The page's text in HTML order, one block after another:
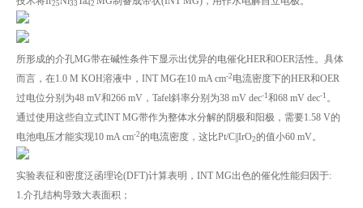
25 33 42
所形成的介孔MG带在碱性条件下显示出优异的电催化HER和OER活性。具体
而言，在1.0 M KOH溶液中，INT MG在10 mA cm-2 电流密度下的HER和OER
过电位分别为48 mV和266 mV，Tafel斜率分别为38 mV dec-1 和68 mV dec-1 。
通过使用这些自立式INT MG带作为整体水分解的阴极和阳极，需要1.58 V的
电池电压才能实现10 mA cm-2的电流密度，这比Pt/C||IrO2的值小60 mV。
实验表征和密度泛函理论(DFT)计算表明，INT MG出色的催化性能归因于:
1.介孔结构导致大表面积；